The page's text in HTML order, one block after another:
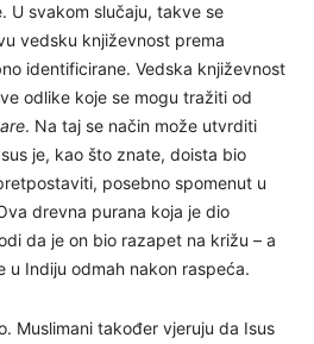
U svakom slučaju, takve se
vedsku književnost prema
identificirane. Vedska književnost
odlike koje se mogu tražiti od
. Na taj se način može utvrditi
je, kao što znate, doista bio
posebno spomenut u
drevna purana koja je dio
da je on bio razapet na križu – a
u Indiju odmah nakon raspeća.
Muslimani također vjeruju da Isus